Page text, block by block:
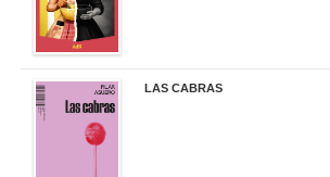
LAS CABRAS